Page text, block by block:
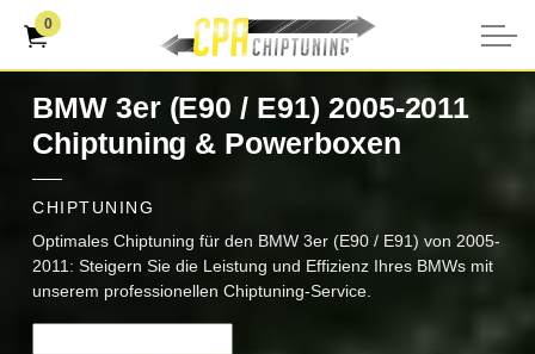
0
BMW 3er (E90 / E91) 2005-2011
Chiptuning & Powerboxen
CHIPTUNING
Optimales Chiptuning für den BMW 3er (E90 / E91) von 2005-
2011: Steigern Sie die Leistung und Effizienz Ihres BMWs mit
unserem professionellen Chiptuning-Service.